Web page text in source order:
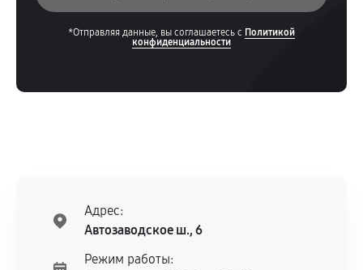
*Отправляя данные, вы соглашаетесь с Политикой
конфиденциальности
Адрес:
Автозаводское ш., 6
Режим работы: